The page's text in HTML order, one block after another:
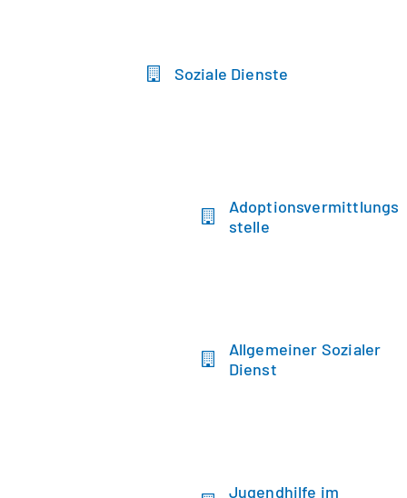
Soziale Dienste
Adoptionsvermittlungs
stelle
Allgemeiner Sozialer
Dienst
Jugendhilfe im